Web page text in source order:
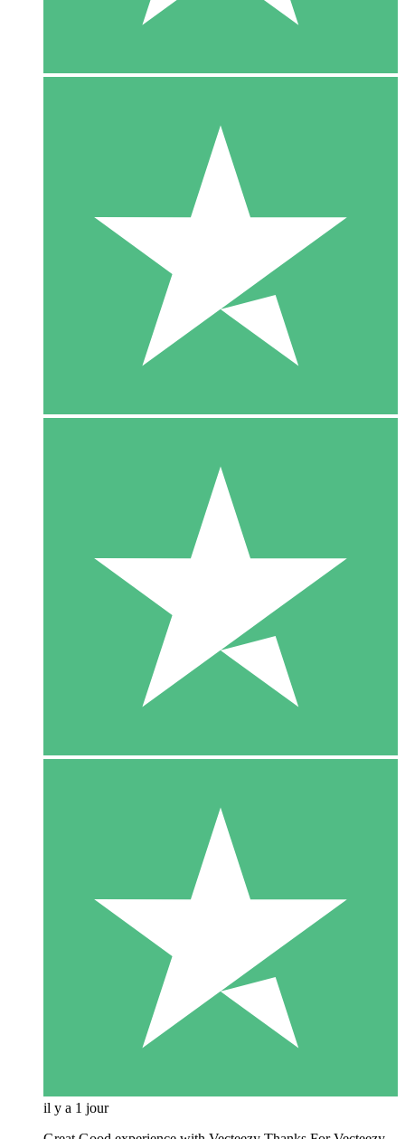
il y a 1 jour